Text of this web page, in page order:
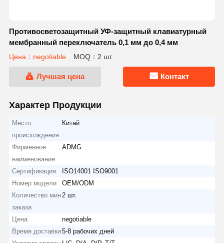
Противосветозащитный УФ-защитный клавиатурный
мембранный переключатель 0,1 мм до 0,4 мм
Цена：negotiable MOQ：2 шт.
Лучшая цена Контакт
Характер Продукции
Место
происхождения
Китай
Фирменное
наименование
ADMG
Сертификация
ISO14001 ISO9001
Номер модели
OEM/ODM
Количество мин
заказа
2 шт.
Цена
negotiable
Время доставки5-8 рабочих дней